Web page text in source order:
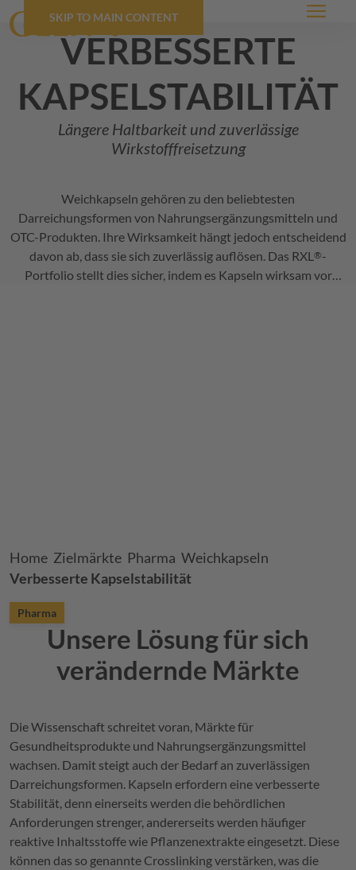
SKIP TO MAIN CONTENT Menü
verbesserte
kapselstabilität
Längere Haltbarkeit und zuverlässige
Wirkstofffreisetzung
Weichkapseln gehören zu den beliebtesten
Darreichungsformen von Nahrungsergänzungsmitteln und
OTC-Produkten. Ihre Wirksamkeit hängt jedoch entscheidend
davon ab, dass sie sich zuverlässig auflösen. Das RXL ®-
Portfolio stellt dies sicher, indem es Kapseln wirksam vor
Breadcrumb
Home Zielmärkte Pharma Weichkapseln
Verbesserte Kapselstabilität
Pharma
Unsere Lösung für sich
verändernde Märkte
Die Wissenschaft schreitet voran, Märkte für
Gesundheitsprodukte und Nahrungsergänzungsmittel
wachsen. Damit steigt auch der Bedarf an zuverlässigen
Darreichungsformen. Kapseln erfordern eine verbesserte
Stabilität, denn einerseits werden die behördlichen
Anforderungen strenger, andererseits werden häufiger
reaktive Inhaltsstoffe wie Pflanzenextrakte eingesetzt. Diese
können das so genannte Crosslinking verstärken, was die